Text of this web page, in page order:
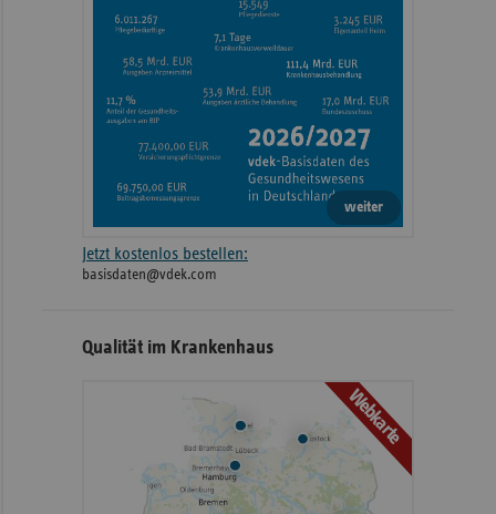
weiter
Jetzt kostenlos bestellen:
basisdaten@vdek.com
Qualität im Krankenhaus
Webkarte